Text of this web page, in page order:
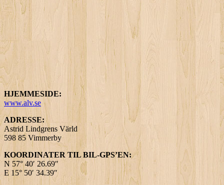
HJEMMESIDE:
www.alv.se
ADRESSE:
Astrid Lindgrens Värld
598 85 Vimmerby
KOORDINATER TIL BIL-GPS’EN:
N 57° 40′ 26.69″
E 15° 50′ 34.39″